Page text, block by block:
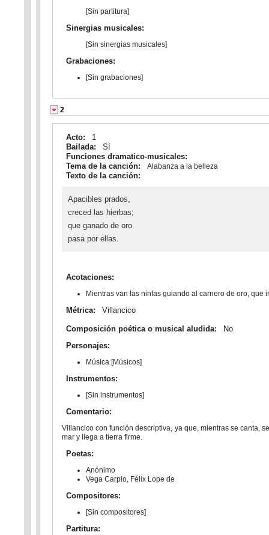
[Sin partitura]
Sinergias musicales:
[Sin sinergias musicales]
Grabaciones:
[Sin grabaciones]
2
Acto:
1
Bailada:
Sí
Funciones dramatico-musicales:
Tema de la canción:
Alabanza a la belleza
Texto de la canción:
Apacibles prados,
creced las hierbas;
que ganado de oro
pasa por ellas.
Acotaciones:
Mientras van las ninfas guiando al carnero de oro, que
Métrica: Villancico
Composición poética o musical aludida:
No
Personajes:
Música [Músicos]
Instrumentos:
[Sin instrumentos]
Comentario:
Villancico con función descriptiva, ya que, mientras se canta,
mar y llega a tierra firme.
Poetas:
Anónimo
Vega Carpio, Félix Lope de
Compositores:
[Sin compositores]
Partitura: